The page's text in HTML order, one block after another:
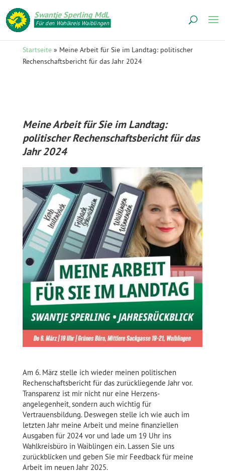
Swantje Sperling MdL
Für den Wahlkreis Waiblingen
Startseite» Meine Arbeit für Sie im Landtag: politischer
Rechenschaftsbericht für das Jahr 2024
Meine Arbeit für Sie im Landtag:
politischer Rechenschaftsbericht für das
Jahr 2024
Am 6. März stelle ich wieder meinen politischen
Rechenschafts­bericht für das zurückliegende Jahr vor.
Transparenz ist mir nicht nur eine Herzens­
angelegenheit, sondern auch wichtig für
Vertrauensbildung. Deswegen stelle ich wie auch im
letzten Jahr meine Arbeit und meine finanziellen
Ausgaben für 2024 vor und lade um 19 Uhr ins
Wahlkreis­büro in Waiblingen ein. Lassen Sie uns
zurückblicken und geben Sie mir Feedback für meine
Arbeit im neuen Jahr 2025.